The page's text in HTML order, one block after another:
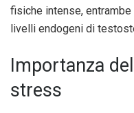
fisiche intense,
livelli endogeni di
Importanza
stress